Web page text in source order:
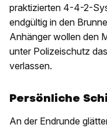
praktizierten 4-4-2-
endgültig in den
Anhänger wollen den
unter Polizeischutz
verlassen.
Persönliche
An der Endrunde